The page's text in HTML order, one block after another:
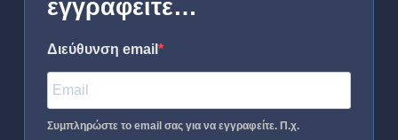
εγγραφείτε…
Διεύθυνση email
Συμπληρώστε το email σας για να εγγραφείτε. Π.χ.